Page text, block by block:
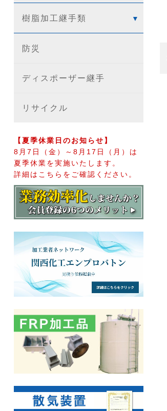
樹脂加工継手類
防災
ディスポーザー継手
リサイクル
【夏季休業日のお知らせ】
8月7日（金）～8月17日（月）は
夏季休業を実施いたします。
詳細はこちらをご確認ください。